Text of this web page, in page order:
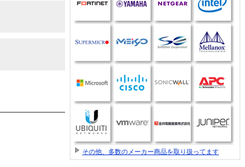
その他、多数のメーカー商品を取り扱ってます